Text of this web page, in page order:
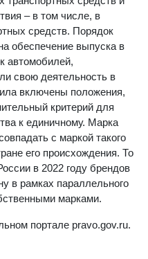
– в том числе, в
средств. Порядок
обеспечение выпуска в
автомобилей,
свою деятельность в
включены положения,
критерий для
к единичному. Марка
с маркой такого
его происхождения. То
в 2022 году брендов
в рамках параллельного
марками.
портале pravo.gov.ru.